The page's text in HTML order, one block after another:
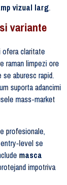
vizual larg.
variante
ofera claritate
raman limpezi ore
aburesc rapid.
suporta adancimi
mass-market
profesionale,
level se
masca
impotriva